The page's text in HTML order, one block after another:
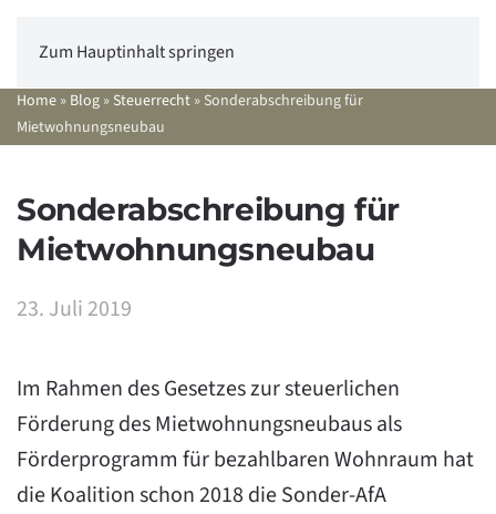
Zum Hauptinhalt springen
Home » Blog » Steuerrecht » Sonderabschreibung für
Mietwohnungsneubau
Sonderabschreibung für
Mietwohnungsneubau
23. Juli 2019
Im Rahmen des Gesetzes zur steuerlichen
Förderung des Mietwohnungsneubaus als
Förderprogramm für bezahlbaren Wohnraum hat
die Koalition schon 2018 die Sonder-AfA